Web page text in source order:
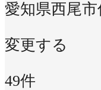
愛知県西尾市
変更する
49件